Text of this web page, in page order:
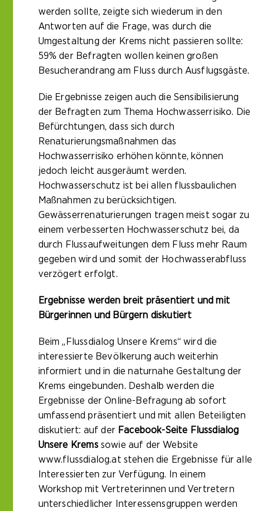
werden sollte, zeigte sich wiederum in den
Antworten auf die Frage, was durch die
Umgestaltung der Krems nicht passieren sollte:
59% der Befragten wollen keinen großen
Besucherandrang am Fluss durch Ausflugsgäste.
Die Ergebnisse zeigen auch die Sensibilisierung
der Befragten zum Thema Hochwasserrisiko. Die
Befürchtungen, dass sich durch
Renaturierungsmaßnahmen das
Hochwasserrisiko erhöhen könnte, können
jedoch leicht ausgeräumt werden.
Hochwasserschutz ist bei allen flussbaulichen
Maßnahmen zu berücksichtigen.
Gewässerrenaturierungen tragen meist sogar zu
einem verbesserten Hochwasserschutz bei, da
durch Flussaufweitungen dem Fluss mehr Raum
gegeben wird und somit der Hochwasserabfluss
verzögert erfolgt.
Ergebnisse werden breit präsentiert und mit
Bürgerinnen und Bürgern diskutiert
Beim „Flussdialog Unsere Krems“ wird die
interessierte Bevölkerung auch weiterhin
informiert und in die naturnahe Gestaltung der
Krems eingebunden. Deshalb werden die
Ergebnisse der Online-Befragung ab sofort
umfassend präsentiert und mit allen Beteiligten
diskutiert: auf der Facebook-Seite Flussdialog
Unsere Kremssowie auf der Website
www.flussdialog.at stehen die Ergebnisse für alle
Interessierten zur Verfügung. In einem
Workshop mit Vertreterinnen und Vertretern
unterschiedlicher Interessensgruppen werden